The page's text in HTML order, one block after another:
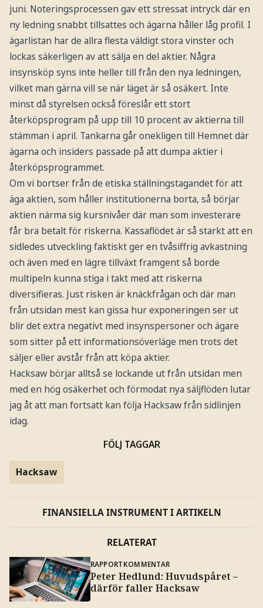
juni. Noteringsprocessen gav ett stressat intryck där en
ny ledning snabbt tillsattes och ägarna håller låg profil. I
ägarlistan har de allra flesta väldigt stora vinster och
lockas säkerligen av att sälja en del aktier. Några
insynsköp syns inte heller till från den nya ledningen,
vilket man gärna vill se när läget är så osäkert. Inte
minst då styrelsen också föreslår ett stort
återköpsprogram på upp till 10 procent av aktierna till
stämman i april. Tankarna går onekligen till Hemnet där
ägarna och insiders passade på att dumpa aktier i
återköpsprogrammet.
Om vi bortser från de etiska ställningstagandet för att
äga aktien, som håller institutionerna borta, så börjar
aktien närma sig kursnivåer där man som investerare
får bra betalt för riskerna. Kassaflödet är så starkt att en
sidledes utveckling faktiskt ger en tvåsiffrig avkastning
och även med en lägre tillväxt framgent så borde
multipeln kunna stiga i takt med att riskerna
diversifieras. Just risken är knäckfrågan och där man
från utsidan mest kan gissa hur exponeringen ser ut
blir det extra negativt med insynspersoner och ägare
som sitter på ett informationsöverläge men trots det
säljer eller avstår från att köpa aktier.
Hacksaw börjar alltså se lockande ut från utsidan men
med en hög osäkerhet och förmodat nya säljflöden lutar
jag åt att man fortsatt kan följa Hacksaw från sidlinjen
idag.
FÖLJ TAGGAR
Hacksaw
FINANSIELLA INSTRUMENT I ARTIKELN
RELATERAT
RAPPORTKOMMENTAR
Peter Hedlund: Huvudspåret –
därför faller Hacksaw